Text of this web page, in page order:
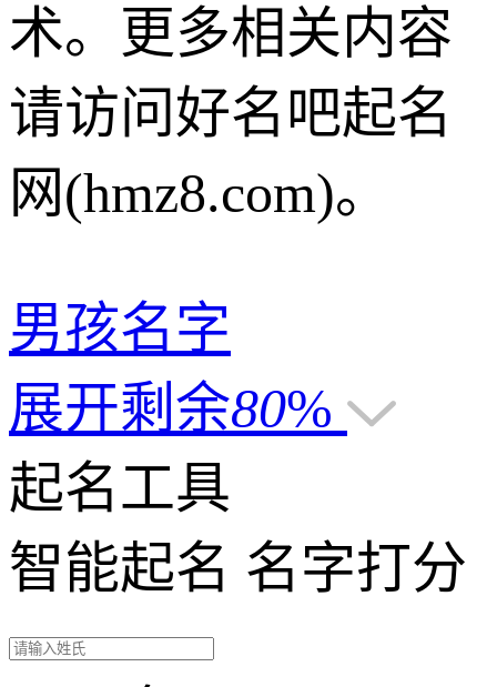
术。更多相关内容
请访问好名吧起名
网(hmz8.com)。
男孩名字
展开剩余80%
起名工具
智能起名 名字打分